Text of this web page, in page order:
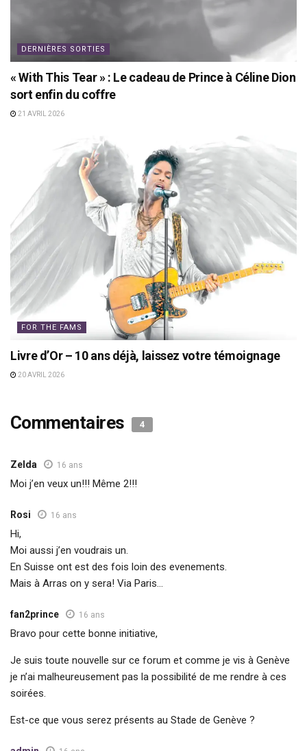
DERNIÈRES SORTIES
« With This Tear » : Le cadeau de Prince à Céline Dion
sort enfin du coffre
21 AVRIL 2026
FOR THE FAMS
Livre d’Or – 10 ans déjà, laissez votre témoignage
20 AVRIL 2026
Commentaires 4
Zelda 16 ans
Moi j’en veux un!!! Même 2!!!
Rosi 16 ans
Hi,
Moi aussi j’en voudrais un.
En Suisse ont est des fois loin des evenements.
Mais à Arras on y sera! Via Paris…
fan2prince 16 ans
Bravo pour cette bonne initiative,
Je suis toute nouvelle sur ce forum et comme je vis à Genève
je n’ai malheureusement pas la possibilité de me rendre à ces
soirées.
Est-ce que vous serez présents au Stade de Genève ?